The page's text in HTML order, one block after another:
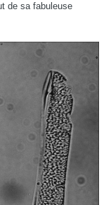
de sa fabuleuse